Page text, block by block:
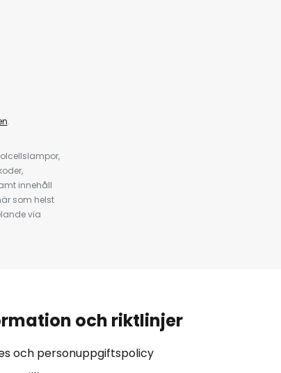
.
innehåll
som helst
via
och riktlinjer
och personuppgiftspolicy